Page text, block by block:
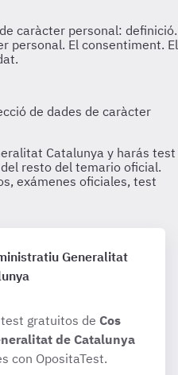
Generalitat
gratuitos de Cos
de Catalunya
con OpositaTest.